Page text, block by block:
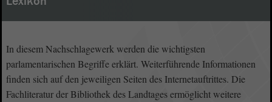
In diesem Nachschlagewerk werden die wichtigsten
parlamentarischen Begriffe erklärt. Weiterführende Informationen
finden sich auf den jeweiligen Seiten des Internetauftrittes. Die
Fachliteratur der Bibliothek des Landtages ermöglicht weitere